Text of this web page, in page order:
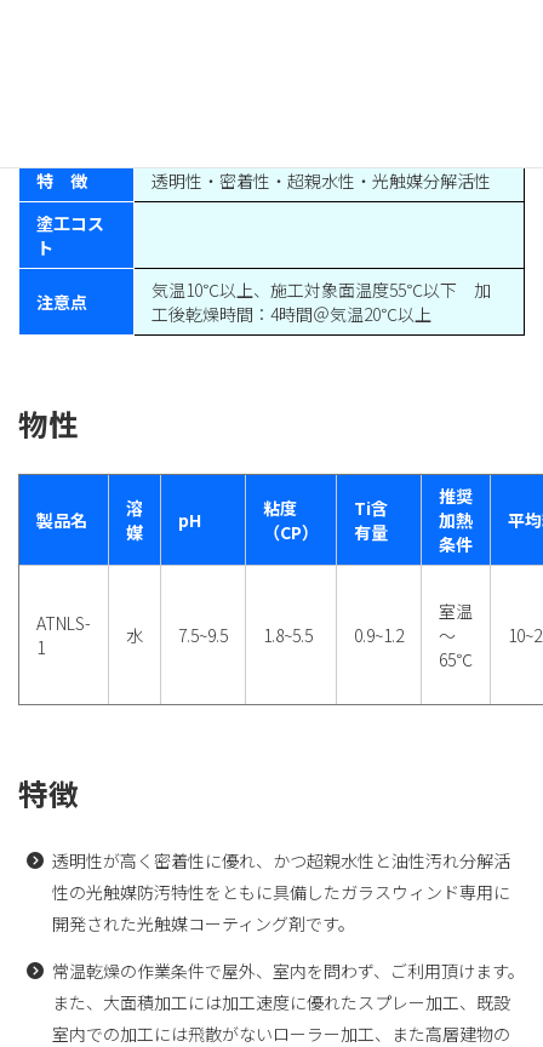
特 徴
透明性・密着性・超親水性・光触媒分解活性
塗工コス
ト
注意点
気温10℃以上、施工対象面温度55℃以下 加
工後乾燥時間：4時間＠気温20℃以上
物性
製品名
溶
媒
pH
粘度
（CP）
Ti含
有量
推奨
加熱
条件
平
ATNLS-
1
水 7.5~9.5 1.8~5.5 0.9~1.2
室温
～
65℃
特徴
透明性が高く密着性に優れ、かつ超親水性と油性汚れ分解活
性の光触媒防汚特性をともに具備したガラスウィンド専用に
開発された光触媒コーティング剤です。
常温乾燥の作業条件で屋外、室内を問わず、ご利用頂けます。
また、大面積加工には加工速度に優れたスプレー加工、既設
室内での加工には飛散がないローラー加工、また高層建物の